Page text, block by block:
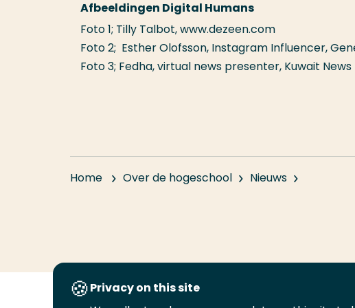
Afbeeldingen Digital Humans
Foto 1; Tilly Talbot, www.dezeen.com
Foto 2; Esther Olofsson, Instagram Influencer,
Foto 3; Fedha, virtual news presenter, Kuwait News
Home Over de hogeschool Nieuws
Privacy on this site